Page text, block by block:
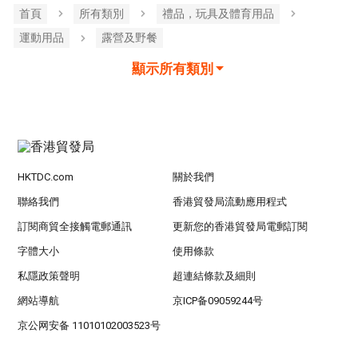
首頁 所有類別
禮品，玩具及體育用品
運動用品
露營及野餐
顯示所有類別
HKTDC.com 關於我們
聯絡我們 香港貿發局流動應用程式
訂閱商貿全接觸電郵通訊 更新您的香港貿發局電郵訂閱
字體大小 使用條款
私隱政策聲明 超連結條款及細則
網站導航 京ICP备09059244号
京公网安备 11010102003523号